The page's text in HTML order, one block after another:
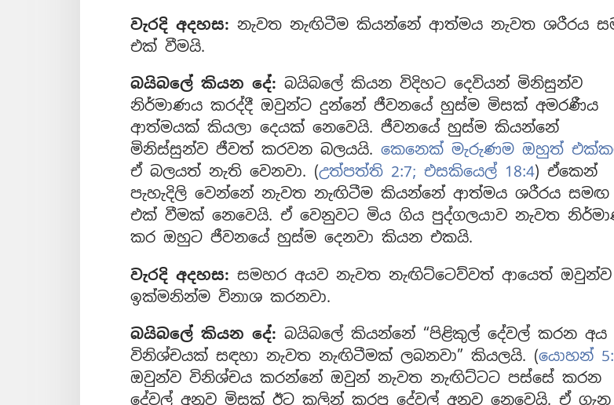
වැරදි අදහස: නැවත නැඟිටීම කියන්නේ ආත්මය නැවත ශරීරය
එක් වීමයි.
බයිබලේ කියන දේ: බයිබලේ කියන විදිහට දෙවියන් මිනිසුන්ව
නිර්මාණය කරද්දී ඔවුන්ට දුන්නේ ජීවනයේ හුස්ම මිසක් අමරණීය
ආත්මයක් කියලා දෙයක් නෙවෙයි. ජීවනයේ හුස්ම කියන්නේ
මිනිස්සුන්ව ජීවත් කරවන බලයයි. කෙනෙක් මැරුණම ඔහුත්
ඒ බලයත් නැති වෙනවා. (උත්පත්ති 2:7; එසකියෙල් 18:4) ඒකෙන්
පැහැදිලි වෙන්නේ නැවත නැඟිටීම කියන්නේ ආත්මය ශරීරය සමඟ
එක් වීමක් නෙවෙයි. ඒ වෙනුවට මිය ගිය පුද්ගලයාව නැවත
කර ඔහුට ජීවනයේ හුස්ම දෙනවා කියන එකයි.
වැරදි අදහස: සමහර අයව නැවත නැඟිට්ටෙව්වත් ආයෙත් ඔවුන්ව
ඉක්මනින්ම විනාශ කරනවා.
බයිබලේ කියන දේ: බයිබලේ කියන්නේ “පිළිකුල් දේවල් කරන අය
විනිශ්චයක් සඳහා නැවත නැඟිටීමක් ලබනවා” කියලයි. (යොහන්
ඔවුන්ව විනිශ්චය කරන්නේ ඔවුන් නැවත නැඟිට්ටට පස්සේ කරන
දේවල් අනුව මිසක් ඊට කලින් කරපු දේවල් අනුව නෙවෙයි. ඒ ගැන